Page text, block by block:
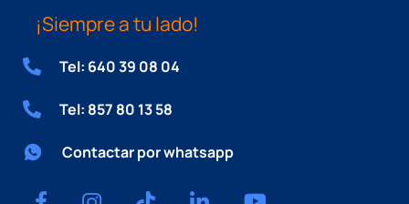
¡Siempre a tu lado!
Tel: 640 39 08 04
Tel: 857 80 13 58
Contactar por whatsapp